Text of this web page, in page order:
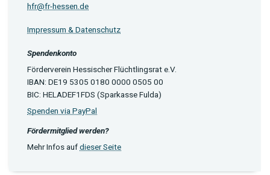
hfr@fr-hessen.de
Impressum & Datenschutz
Spendenkonto
Förderverein Hessischer Flüchtlingsrat e.V.
IBAN: DE19 5305 0180 0000 0505 00
BIC: HELADEF1FDS (Sparkasse Fulda)
Spenden via PayPal
Fördermitglied werden?
Mehr Infos aufdieser Seite